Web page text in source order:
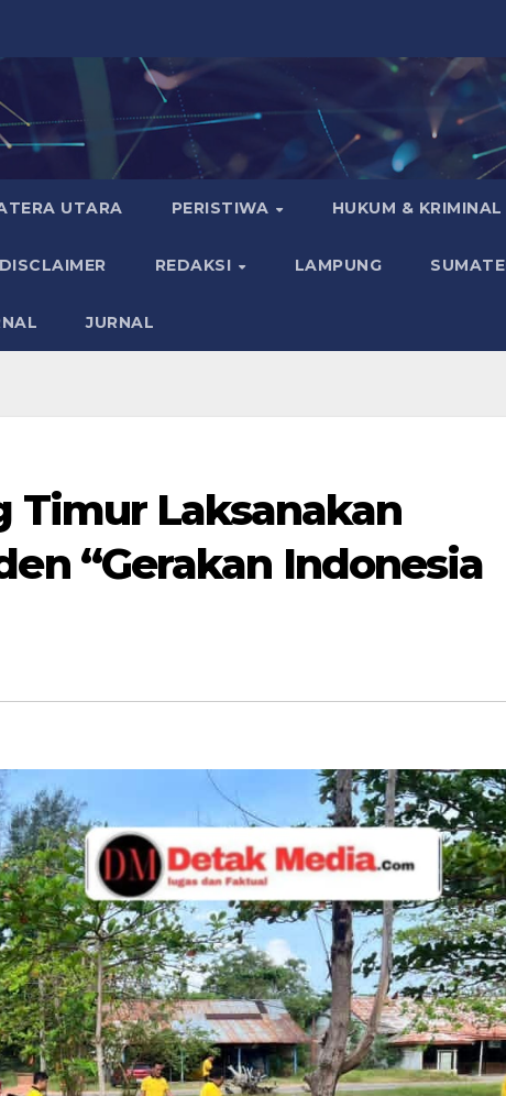
UTARA PERISTIWA HUKUM & KRIMINAL
DISCLAIMER REDAKSI LAMPUNG
JURNAL
Timur Laksanakan
“Gerakan Indonesia